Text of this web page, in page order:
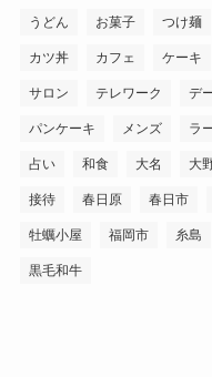
うどん お菓子 つけ麺
カツ丼 カフェ ケーキ
サロン テレワーク デ
パンケーキ メンズ ラ
占い 和食 大名 大
接待 春日原 春日市
牡蠣小屋 福岡市 糸島
黒毛和牛